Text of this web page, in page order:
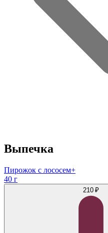
Выпечка
Пирожок с лососем+
40 г
210 ₽